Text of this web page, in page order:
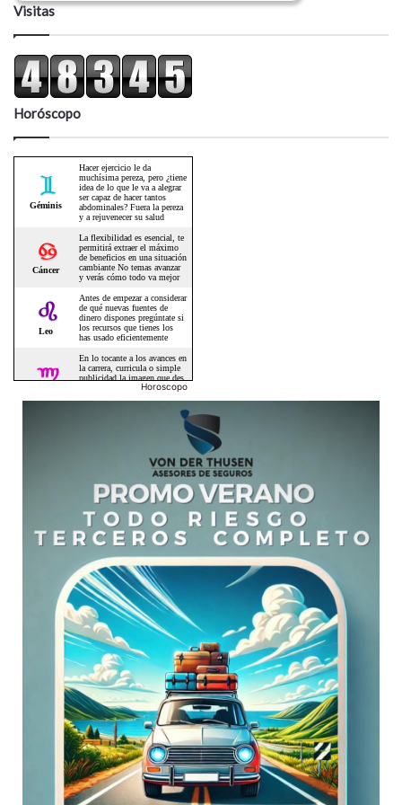
Visitas
Horóscopo
Horoscopo